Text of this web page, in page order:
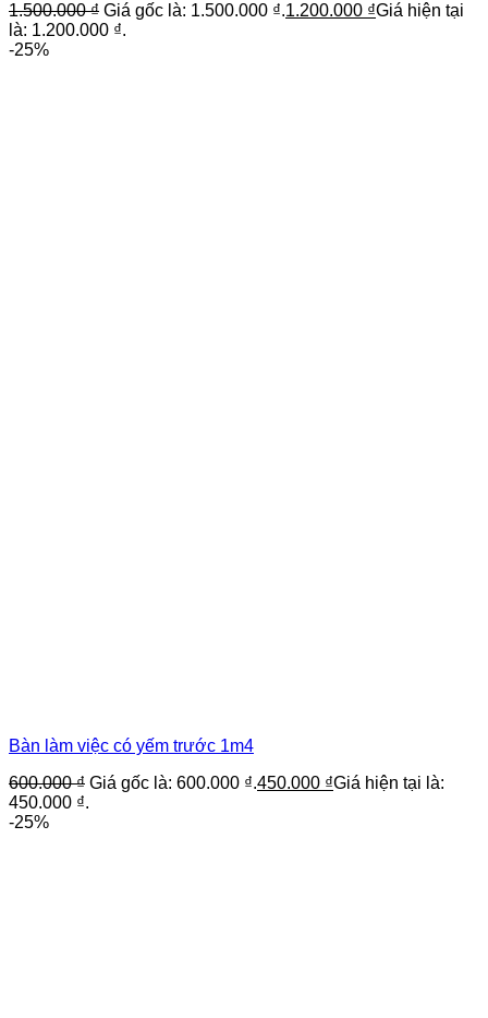
1.500.000₫ Giá gốc là: 1.500.000 ₫.1.200.000 ₫Giá hiện tại
là: 1.200.000 ₫.
-25%
Bàn làm việc có yếm trước 1m4
600.000₫ Giá gốc là: 600.000 ₫.450.000 ₫Giá hiện tại là:
450.000 ₫.
-25%